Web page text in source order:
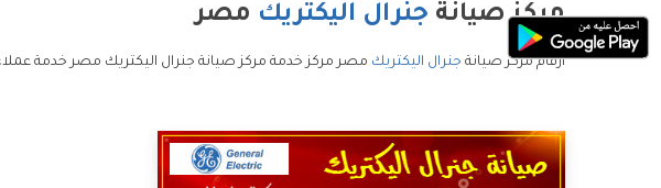
مركز صيانة جنرال اليكتريك مصر
ارقام مركز صيانة جنرال اليكتريك مصر مركز خدمة مركز صيانة جنرال اليكتريك مصر خدمة